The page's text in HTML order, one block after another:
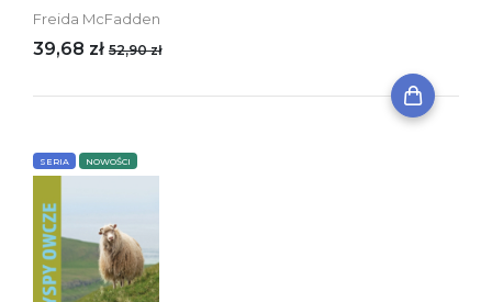
Freida McFadden
39,68 zł 52,90 zł
SERIA NOWOŚCI